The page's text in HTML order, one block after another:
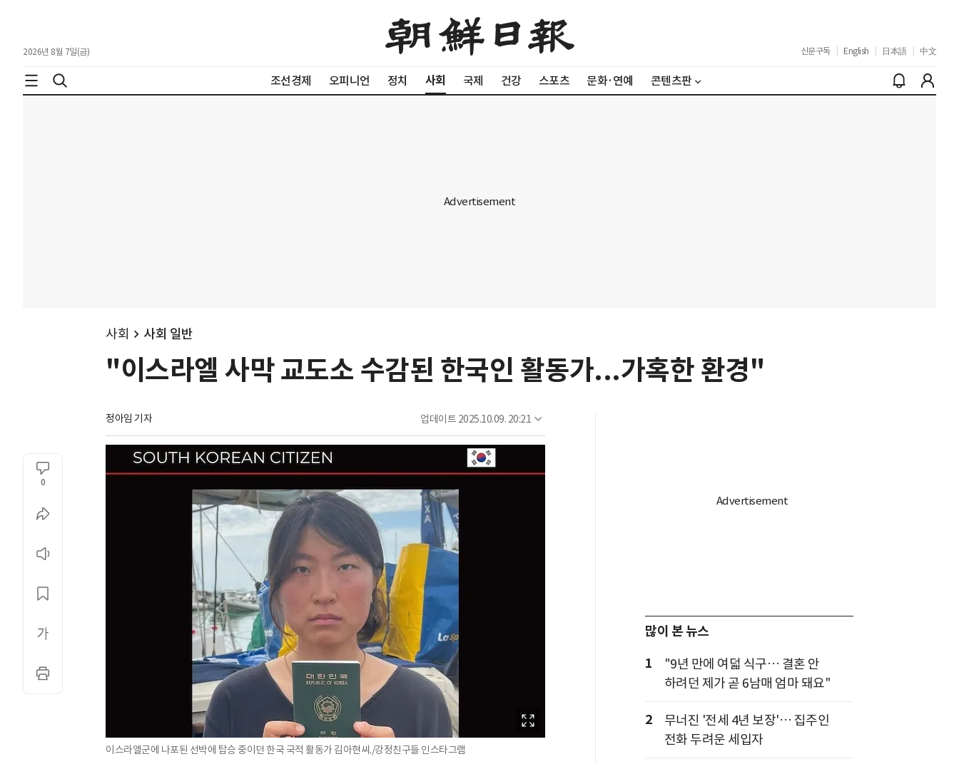
2026년 8월 7일(금) 신문구독 English 日本語 中文
조선경제 오피니언 정치 사회 국제 건강 스포츠 문화·연예 콘텐츠판
사회 사회 일반
"이스라엘 사막 교도소 수감된 한국인 활동가...가혹한 환경"
정아임 기자 업데이트 2025.10.09. 20:21
0
이스라엘군에 나포된 선박에 탑승 중이던 한국 국적 활동가 김아현씨./강정친구들 인스타그램
많이 본 뉴스
1
"9년 만에 여덟 식구… 결혼 안
하려던 제가 곧 6남매 엄마 돼요"
2
무너진 '전세 4년 보장'… 집주인
전화 두려운 세입자